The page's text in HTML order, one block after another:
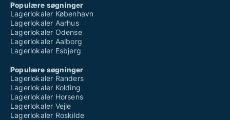
Populære søgninger
Lagerlokaler København
Lagerlokaler Aarhus
Lagerlokaler Odense
Lagerlokaler Aalborg
Lagerlokaler Esbjerg
Populære søgninger
Lagerlokaler Randers
Lagerlokaler Kolding
Lagerlokaler Horsens
Lagerlokaler Vejle
Lagerlokaler Roskilde